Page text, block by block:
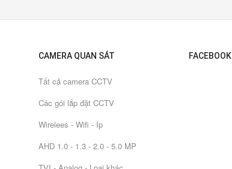
CAMERA QUAN SÁT
Tất cả camera CCTV
Các gói lắp đặt CCTV
Wirelees - Wifi - Ip
AHD 1.0 - 1.3 - 2.0 - 5.0 MP
FACEBOOK